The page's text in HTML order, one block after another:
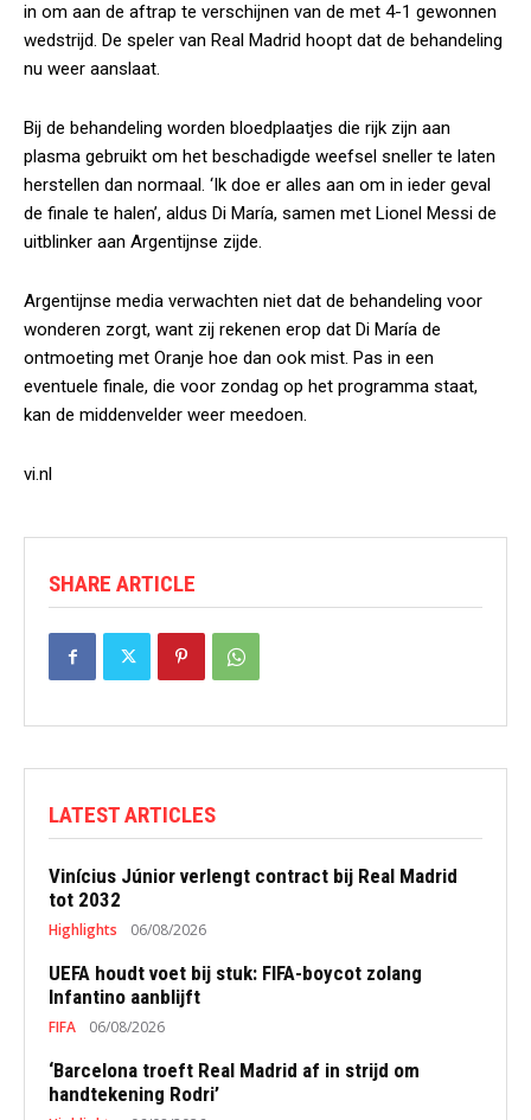
in om aan de aftrap te verschijnen van de met 4-1 gewonnen
wedstrijd. De speler van Real Madrid hoopt dat de behandeling
nu weer aanslaat.
Bij de behandeling worden bloedplaatjes die rijk zijn aan
plasma gebruikt om het beschadigde weefsel sneller te laten
herstellen dan normaal. ‘Ik doe er alles aan om in ieder geval
de finale te halen’, aldus Di María, samen met Lionel Messi de
uitblinker aan Argentijnse zijde.
Argentijnse media verwachten niet dat de behandeling voor
wonderen zorgt, want zij rekenen erop dat Di María de
ontmoeting met Oranje hoe dan ook mist. Pas in een
eventuele finale, die voor zondag op het programma staat,
kan de middenvelder weer meedoen.
vi.nl
SHARE ARTICLE
LATEST ARTICLES
Vinícius Júnior verlengt contract bij Real Madrid
tot 2032
Highlights 06/08/2026
UEFA houdt voet bij stuk: FIFA-boycot zolang
Infantino aanblijft
FIFA 06/08/2026
‘Barcelona troeft Real Madrid af in strijd om
handtekening Rodri’